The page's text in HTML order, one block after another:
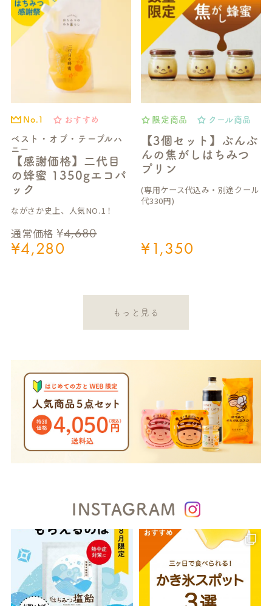
ベスト・オブ・テーブルハ
ニー
【感謝価格】二代目
の蜂蜜 1350gエコパ
ック
No.1 おすすめ
通常価格 ¥4,680
¥4,280
ながさか史上、人気NO.1！
【3個セット】ぶんぶ
んの焦がしはちみつ
プリン
限定商品 クール商品
¥1,350
(専用ケース代込み・別途クール
代330円)
もっと見る
INSTAGRAM